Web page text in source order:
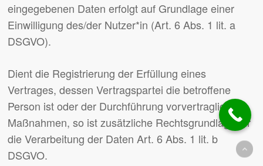
eingegebenen Daten erfolgt auf Grundlage einer
Einwilligung des/der Nutzer*in (Art. 6 Abs. 1 lit. a
DSGVO).
Dient die Registrierung der Erfüllung eines
Vertrages, dessen Vertragspartei die betroffene
Person ist oder der Durchführung vorvertraglicher
Maßnahmen, so ist zusätzliche Rechtsgrundlage für
die Verarbeitung der Daten Art. 6 Abs. 1 lit. b
DSGVO.